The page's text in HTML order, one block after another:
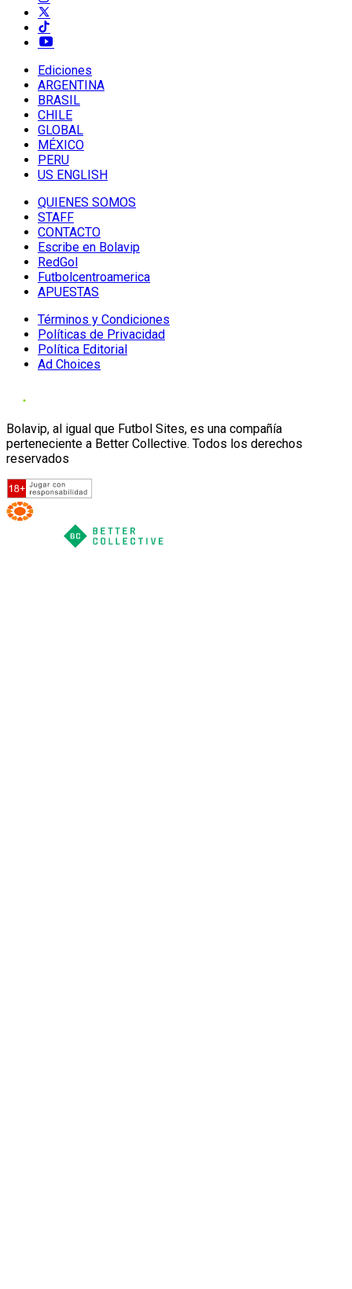
Ediciones
ARGENTINA
BRASIL
CHILE
GLOBAL
MÉXICO
PERU
US ENGLISH
QUIENES SOMOS
STAFF
CONTACTO
Escribe en Bolavip
RedGol
Futbolcentroamerica
APUESTAS
Términos y Condiciones
Políticas de Privacidad
Política Editorial
Ad Choices
Bolavip, al igual que Futbol Sites, es una compañía
perteneciente a Better Collective. Todos los derechos
reservados